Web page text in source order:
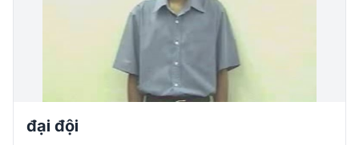
đại đội